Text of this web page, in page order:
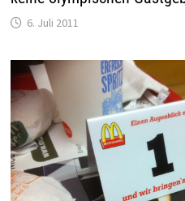
6. Juli 2011